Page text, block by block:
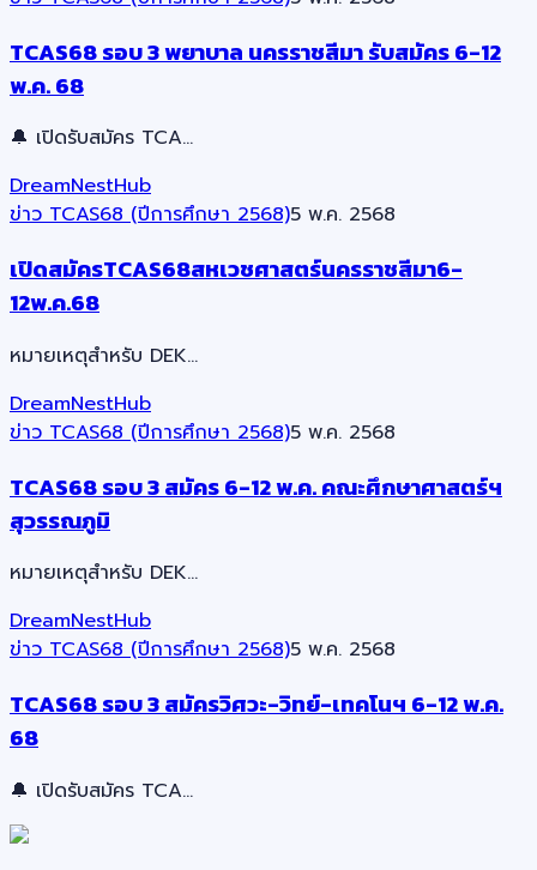
TCAS68 รอบ 3 พยาบาล นครราชสีมา รับสมัคร 6-12
พ.ค. 68
🔔 เปิดรับสมัคร TCA…
DreamNestHub
ข่าว TCAS68 (ปีการศึกษา 2568)5 พ.ค. 2568
เปิดสมัครTCAS68สหเวชศาสตร์นครราชสีมา6-
12พ.ค.68
หมายเหตุสำหรับ DEK…
DreamNestHub
ข่าว TCAS68 (ปีการศึกษา 2568)5 พ.ค. 2568
TCAS68 รอบ 3 สมัคร 6-12 พ.ค. คณะศึกษาศาสตร์ฯ
สุวรรณภูมิ
หมายเหตุสำหรับ DEK…
DreamNestHub
ข่าว TCAS68 (ปีการศึกษา 2568)5 พ.ค. 2568
TCAS68 รอบ 3 สมัครวิศวะ-วิทย์-เทคโนฯ 6-12 พ.ค.
68
🔔 เปิดรับสมัคร TCA…